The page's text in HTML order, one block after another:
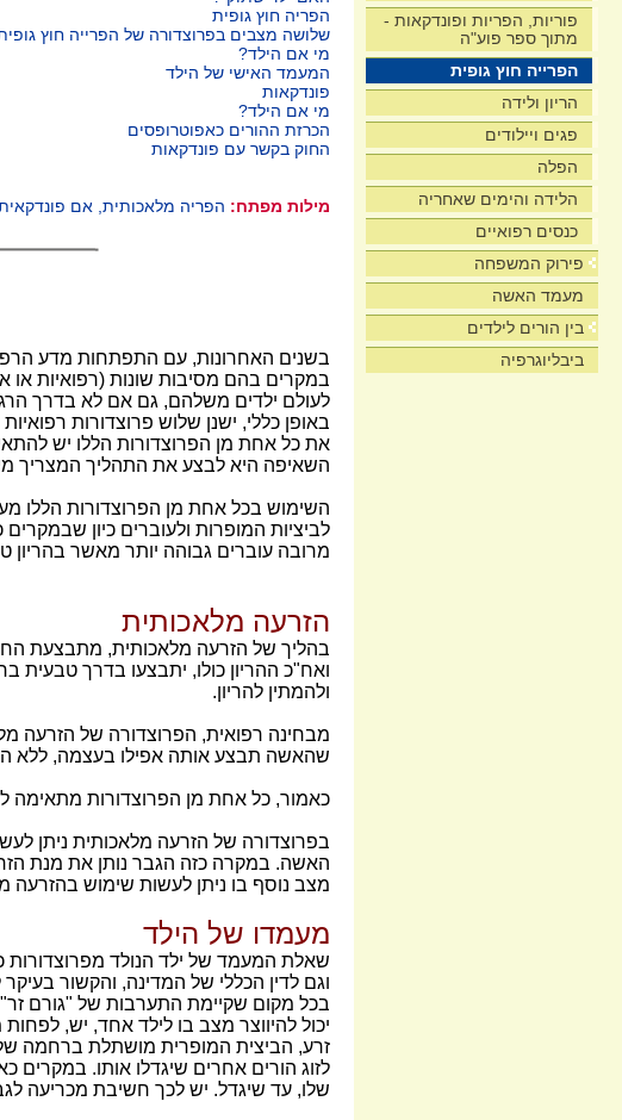
פוריות, הפריות ופונדקאות -
מתוך ספר פוע"ה
הפרייה חוץ גופית
הריון ולידה
פגים ויילודים
הפלה
הלידה והימים שאחריה
כנסים רפואיים
פירוק המשפחה
מעמד האשה
בין הורים לילדים
ביבליוגרפיה
הפריה חוץ גופית
שלושה מצבים בפרוצדורה של הפרייה חוץ
מי אם הילד?
המעמד האישי של הילד
פונדקאות
מי אם הילד?
הכרזת ההורים כאפוטרופסים
החוק בקשר עם פונדקאות
מילות מפתח: הפריה מלאכותית, אם
בשנים האחרונות, עם התפתחות מדע
במקרים בהם מסיבות שונות (רפואיות או
לעולם ילדים משלהם, גם אם לא בדרך
באופן כללי, ישנן שלוש פרוצדורות
את כל אחת מן הפרוצדורות הללו יש
השאיפה היא לבצע את התהליך המצריך
השימוש בכל אחת מן הפרוצדורות הללו
לביציות המופרות ולעוברים כיון
מרובה עוברים גבוהה יותר מאשר בהריון
הזרעה מלאכותית
בהליך של הזרעה מלאכותית, מתבצעת
ואח"כ ההריון כולו, יתבצעו בדרך
ולהמתין להריון.
מבחינה רפואית, הפרוצדורה של הזרעה
שהאשה תבצע אותה אפילו בעצמה, ללא
כאמור, כל אחת מן הפרוצדורות מתאימה
בפרוצדורה של הזרעה מלאכותית ניתן
האשה. במקרה כזה הגבר נותן את מנת
מצב נוסף בו ניתן לעשות שימוש בהזרעה
מעמדו של הילד
שאלת המעמד של ילד הנולד מפרוצדורות
וגם לדין הכללי של המדינה, והקשור
בכל מקום שקיימת התערבות של "גורם זר"
זרע, הביצית המופרית מושתלת ברחמה
לזוג הורים אחרים שיגדלו אותו. במקרים
שלו, עד שיגדל. יש לכך חשיבת מכריעה